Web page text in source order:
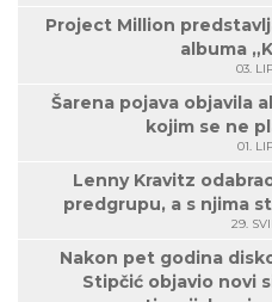
Project Million
albuma
03.
Šarena pojava objavila
kojim se ne
01.
Lenny Kravitz
predgrupu, a s njima
29.
Nakon pet godina
Stipčić objavio novi